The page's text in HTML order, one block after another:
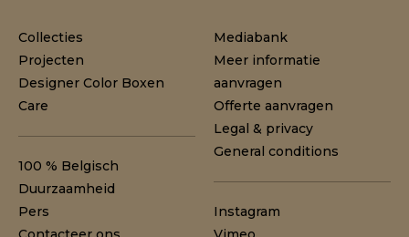
Collecties
Projecten
Designer Color Boxen
Care
100 % Belgisch
Duurzaamheid
Pers
Mediabank
Meer informatie
aanvragen
Offerte aanvragen
Legal & privacy
General conditions
Instagram